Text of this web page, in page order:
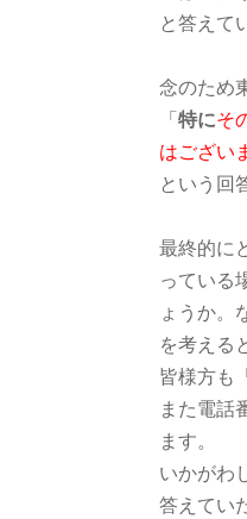
と答えて
念のため
「特にそ
はござい
という回
最終的に
っている
ょうか。
を考える
皆様方も
また電話
ます。
いかがわ
答えてい